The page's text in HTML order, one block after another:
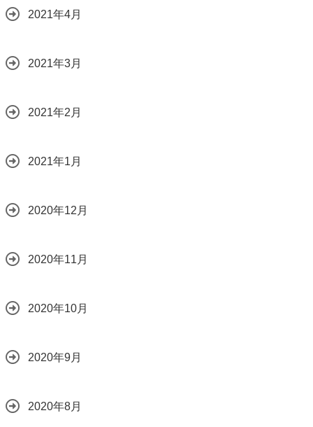
2021年4月
2021年3月
2021年2月
2021年1月
2020年12月
2020年11月
2020年10月
2020年9月
2020年8月